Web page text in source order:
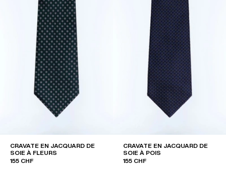
CRAVATE EN JACQUARD DE
SOIE À FLEURS
155 CHF
CRAVATE EN JACQUARD DE
SOIE À POIS
155 CHF